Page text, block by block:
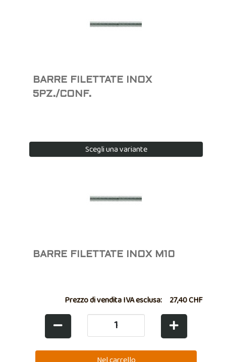
BARRE FILETTATE INOX
5PZ./CONF.
Scegli una variante
BARRE FILETTATE INOX M10
Prezzo di vendita IVA esclusa: 27,40 CHF